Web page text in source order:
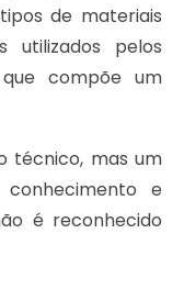
de materiais
utilizados pelos
compõe um
técnico, mas um
e
é reconhecido